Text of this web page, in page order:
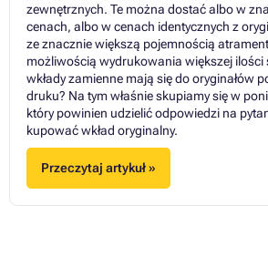
zewnętrznych. Te można dostać albo w
cenach, albo w cenach identycznych z
ze znacznie większą pojemnością
możliwością wydrukowania większej ilości
wkłady zamienne mają się do oryginałów
druku? Na tym właśnie skupiamy się w
który powinien udzielić odpowiedzi na
kupować wkład oryginalny.
Przeczytaj artykuł »